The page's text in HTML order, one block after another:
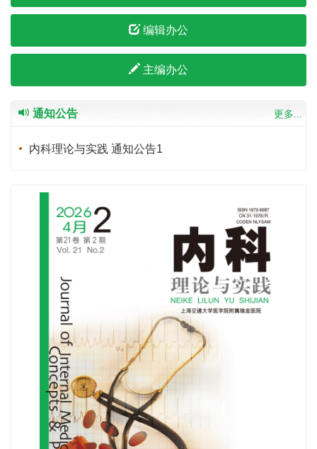
编辑办公
主编办公
通知公告 更多...
内科理论与实践 通知公告1